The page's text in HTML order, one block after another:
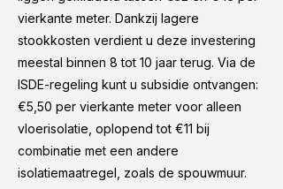
vierkante meter. Dankzij lagere
stookkosten verdient u deze investering
meestal binnen 8 tot 10 jaar terug. Via de
ISDE-regeling kunt u subsidie ontvangen:
€5,50 per vierkante meter voor alleen
vloerisolatie, oplopend tot €11 bij
combinatie met een andere
isolatiemaatregel, zoals de spouwmuur.